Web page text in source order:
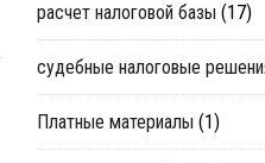
расчет налоговой базы (17)
судебные налоговые
Платные материалы (1)